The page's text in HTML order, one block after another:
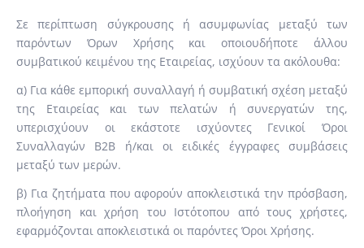
Σε περίπτωση σύγκρουσης ή ασυμφωνίας μεταξύ των
παρόντων Όρων Χρήσης και οποιουδήποτε άλλου
συμβατικού κειμένου της Εταιρείας, ισχύουν τα ακόλουθα:
α) Για κάθε εμπορική συναλλαγή ή συμβατική σχέση μεταξύ
της Εταιρείας και των πελατών ή συνεργατών της,
υπερισχύουν οι εκάστοτε ισχύοντες Γενικοί Όροι
Συναλλαγών B2B ή/και οι ειδικές έγγραφες συμβάσεις
μεταξύ των μερών.
β) Για ζητήματα που αφορούν αποκλειστικά την πρόσβαση,
πλοήγηση και χρήση του Ιστότοπου από τους χρήστες,
εφαρμόζονται αποκλειστικά οι παρόντες Όροι Χρήσης.